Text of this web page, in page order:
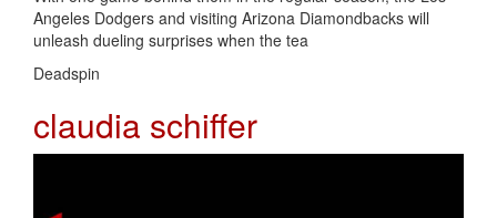
Angeles Dodgers and visiting Arizona Diamondbacks will
unleash dueling surprises when the tea
Deadspin
claudia schiffer